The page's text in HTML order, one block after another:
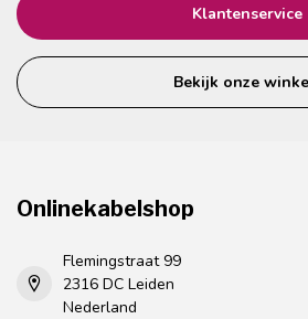
Klantenservice
Bekijk onze
Onlinekabelshop
Flemingstraat 99
2316 DC Leiden
Nederland